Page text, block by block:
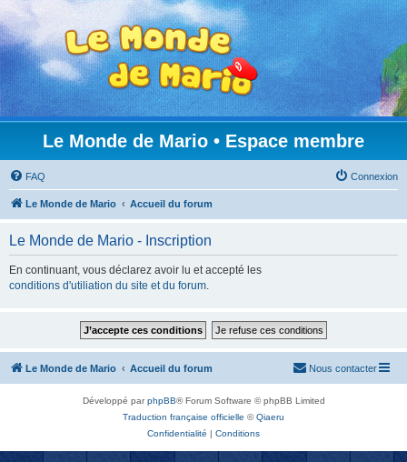
Le Monde de Mario • Espace membre
FAQ Connexion
Le Monde de Mario Accueil du forum
Le Monde de Mario - Inscription
En continuant, vous déclarez avoir lu et accepté les
conditions d'utiliation du site et du forum.
Le Monde de Mario Accueil du forum Nous contacter
Développé parphpBB® Forum Software © phpBB Limited
Traduction française officielle ©Qiaeru
Confidentialité | Conditions